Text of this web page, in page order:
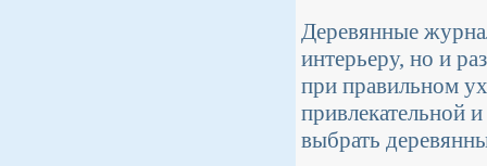
Деревянные
интерьеру, но и
при правильном
привлекательной
выбрать